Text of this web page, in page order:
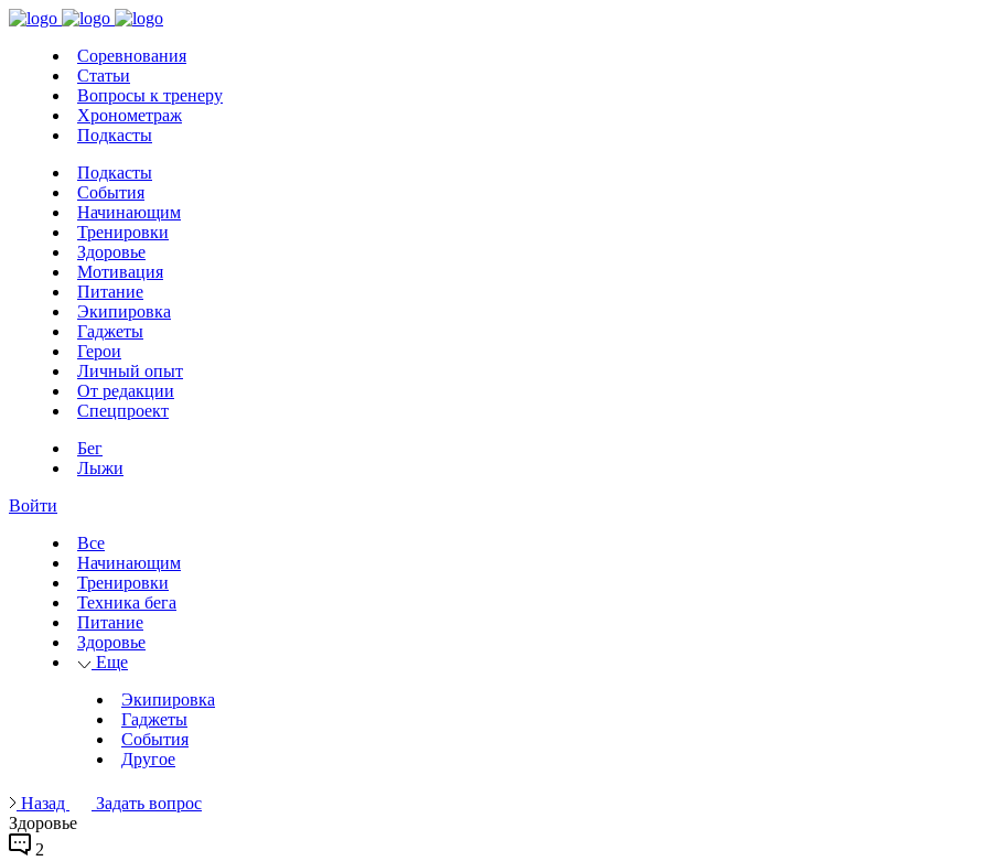
Соревнования
Статьи
Вопросы к тренеру
Хронометраж
Подкасты
Подкасты
События
Начинающим
Тренировки
Здоровье
Мотивация
Питание
Экипировка
Гаджеты
Герои
Личный опыт
От редакции
Спецпроект
Бег
Лыжи
Войти
Все
Начинающим
Тренировки
Техника бега
Питание
Здоровье
Еще
Экипировка
Гаджеты
События
Другое
Назад
Задать вопрос
Здоровье
2